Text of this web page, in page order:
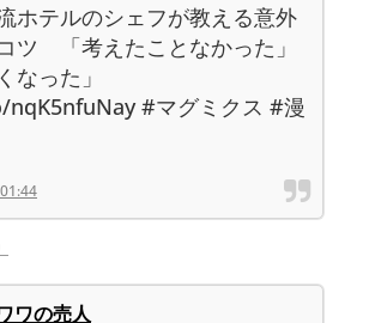
ホテルのシェフが教える意外
ツ 「考えたことなかった」
なった」
#マグミクス #漫
ワの売人